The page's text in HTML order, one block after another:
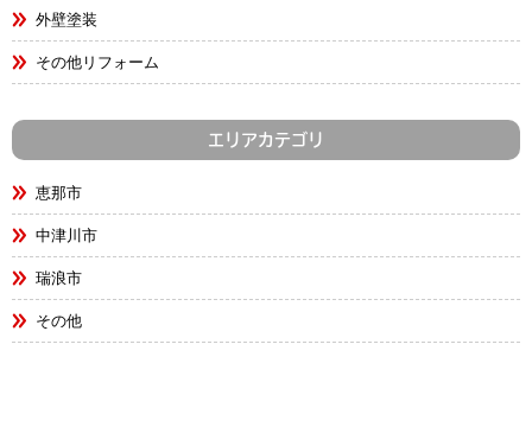
外壁塗装
その他リフォーム
エリアカテゴリ
恵那市
中津川市
瑞浪市
その他